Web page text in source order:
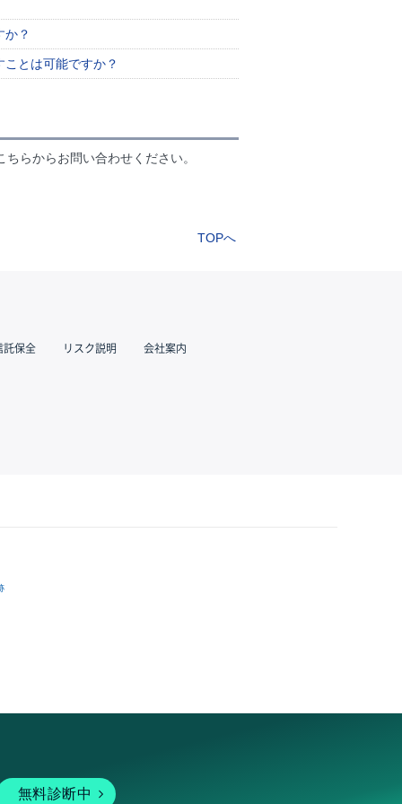
か？
とは可能ですか？
らからお問い合わせください。
TOPへ
託保全 リスク説明 会社案内
無料診断中